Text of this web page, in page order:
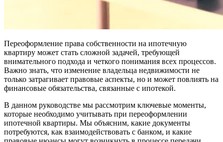
Переоформление права собственности на ипотечную
квартиру может стать сложной задачей, требующей
внимательного подхода и четкого понимания всех процессов.
Важно знать, что изменение владельца недвижимости не
только затрагивает правовые аспекты, но и может повлиять на
финансовые обязательства, связанные с ипотекой.
В данном руководстве мы рассмотрим ключевые моменты,
которые необходимо учитывать при переоформлении
ипотечной квартиры. Мы объясним, какие документы
потребуются, как взаимодействовать с банком, и какие